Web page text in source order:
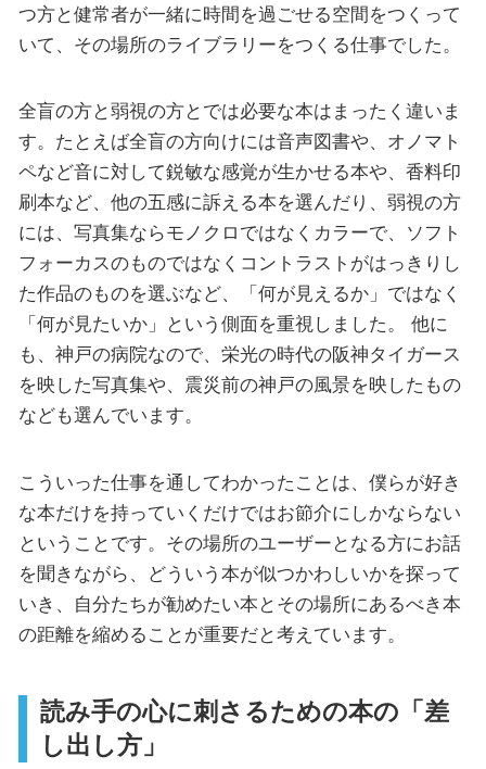
つ方と健常者が一緒に時間を過ごせる空間をつくって
いて、その場所のライブラリーをつくる仕事でした。
全盲の方と弱視の方とでは必要な本はまったく違いま
す。たとえば全盲の方向けには音声図書や、オノマト
ペなど音に対して鋭敏な感覚が生かせる本や、香料印
刷本など、他の五感に訴える本を選んだり、弱視の方
には、写真集ならモノクロではなくカラーで、ソフト
フォーカスのものではなくコントラストがはっきりし
た作品のものを選ぶなど、「何が見えるか」ではなく
「何が見たいか」という側面を重視しました。 他に
も、神戸の病院なので、栄光の時代の阪神タイガース
を映した写真集や、震災前の神戸の風景を映したもの
なども選んでいます。
こういった仕事を通してわかったことは、僕らが好き
な本だけを持っていくだけではお節介にしかならない
ということです。その場所のユーザーとなる方にお話
を聞きながら、どういう本が似つかわしいかを探って
いき、自分たちが勧めたい本とその場所にあるべき本
の距離を縮めることが重要だと考えています。
読み手の心に刺さるための本の「差
し出し方」